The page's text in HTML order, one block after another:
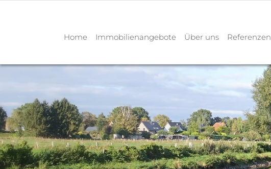
Home Immobilienangebote Über uns Referenzen